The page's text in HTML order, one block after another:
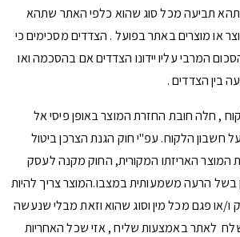
תהא תביעה מכל סוג שהוא כלפי האתר שתהא
או מוצרים באתר בפועל . הצדדים מסכימים כי
המרבי עליו יידונו הצדדים אם בהסכמה ואו
בין הצדדים .
, חלה חובת החזרת המוצר באופן פיסי אל
חשבון הלקוח. עפ"י חוק הגנת הצרכן ביטול
האריזתו המקורית, החוק מקנה לעסק
הרעה משמעותית במצבו.המוצר צריך להיות
ו/או פגם מכל מין וסוג שהוא וזאת מבלי שנעשה
לאתר באמצעות שליח , אזי שכל האחריות